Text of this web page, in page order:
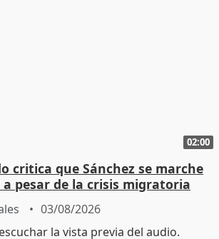
02:00
critica que Sánchez se marche
a pesar de la crisis migratoria
03/08/2026